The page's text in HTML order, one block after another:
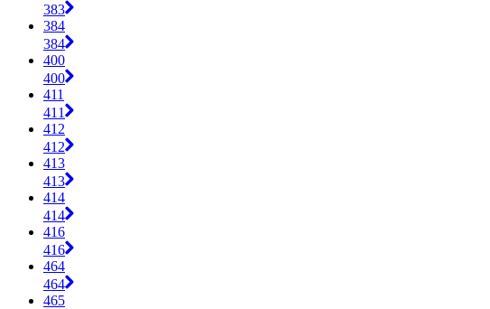
383
384
384
400
400
411
411
412
412
413
413
414
414
416
416
464
464
465